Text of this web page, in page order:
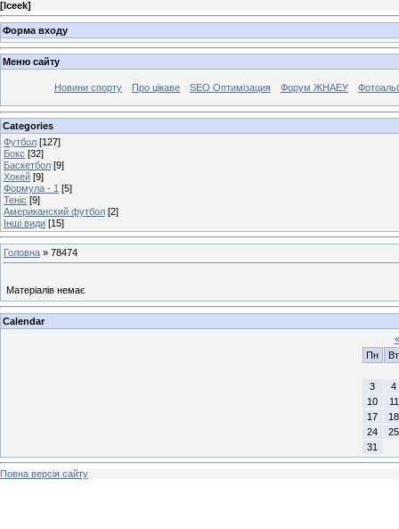
[Iceek]
Форма входу
Меню сайту
Новини спорту Про цікаве SEO Оптимізация Форум ЖНАЕУ
Categories
Футбол [127]
Бокс [32]
Баскетбол [9]
Хокей [9]
Формула - 1 [5]
Теніс [9]
Американский футбол [2]
Інші види [15]
Головна » 78474
Матеріалів немає
Calendar
«
Пн
Вт
3
4
10
11
17
18
24
25
31
Повна версія сайту